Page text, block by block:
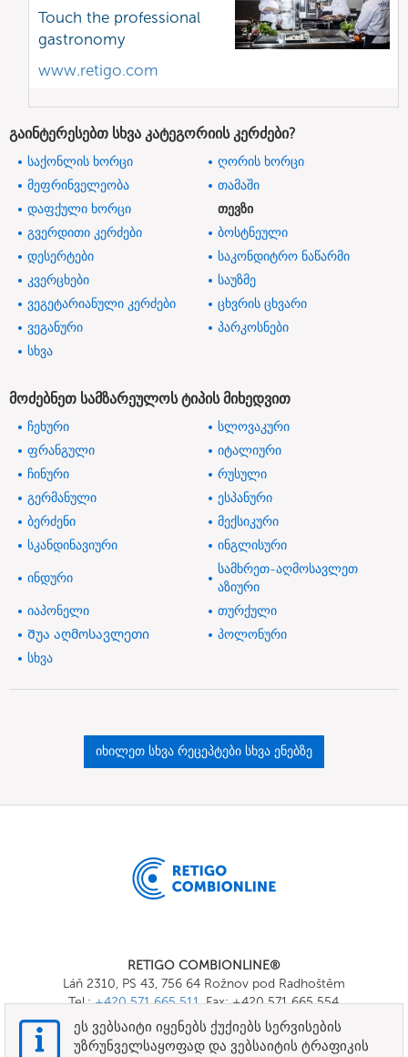
Touch the professional
gastronomy
www.retigo.com
გაინტერესებთ სხვა კატეგორიის კერძები?
საქონლის ხორცი
ღორის ხორცი
მეფრინველეობა
თამაში
დაფქული ხორცი
თევზი
გვერდითი კერძები
ბოსტნეული
დესერტები
საკონდიტრო ნაწარმი
კვერცხები
საუზმე
ვეგეტარიანული კერძები
ცხვრის ცხვარი
ვეგანური
პარკოსნები
სხვა
მოძებნეთ სამზარეულოს ტიპის მიხედვით
ჩეხური
სლოვაკური
ფრანგული
იტალიური
ჩინური
რუსული
გერმანული
ესპანური
ბერძენი
მექსიკური
სკანდინავიური
ინგლისური
ინდური
სამხრეთ-აღმოსავლეთ
აზიური
იაპონელი
თურქული
Შუა აღმოსავლეთი
პოლონური
სხვა
იხილეთ სხვა რეცეპტები სხვა ენებზე
RETIGO COMBIONLINE®
Láň 2310, PS 43, 756 64 Rožnov pod Radhoštěm
Tel.:+420 571 665 511, Fax: +420 571 665 554
E-mail: info@combionline.com
ეს ვებსაიტი იყენებს ქუქიებს სერვისების
უზრუნველსაყოფად და ვებსაიტის ტრაფიკის